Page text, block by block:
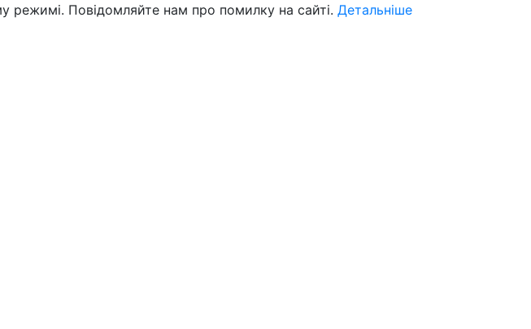
режимі. Повідомляйте нам про помилку на сайті. Детальніше